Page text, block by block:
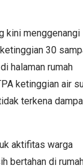
kini menggenangi
30
halaman rumah
ketinggian air
terkena
aktifitas warga
bertahan di